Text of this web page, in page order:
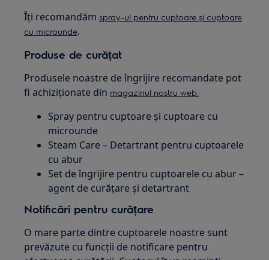
Îți recomandămspray-ul pentru cuptoare și cuptoare
cu microunde.
Produse de curățat
Produsele noastre de îngrijire recomandate pot
fi achiziționate din magazinul nostru web.
Spray pentru cuptoare și cuptoare cu
microunde
Steam Care – Detartrant pentru cuptoarele
cu abur
Set de îngrijire pentru cuptoarele cu abur –
agent de curățare și detartrant
Notificări pentru curățare
O mare parte dintre cuptoarele noastre sunt
prevăzute cu funcții de notificare pentru